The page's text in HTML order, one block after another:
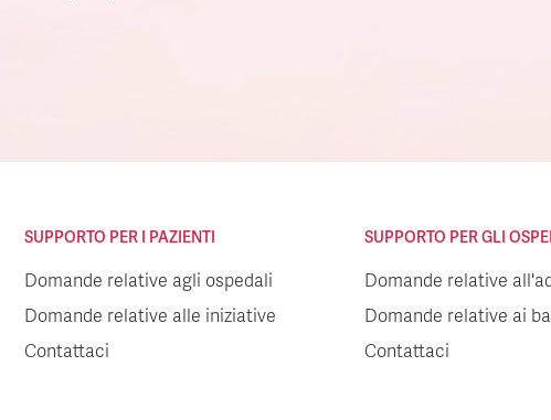
SUPPORTO PER I PAZIENTI
Domande relative agli ospedali
Domande relative alle iniziative
Contattaci
SUPPORTO PER GLI
Domande relative
Domande relative ai
Contattaci